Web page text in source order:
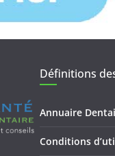
Définitions
Annuaire
Conditions